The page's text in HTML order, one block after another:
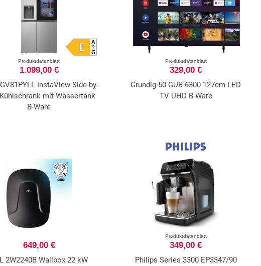
Produktdatenblatt
1.099,00 €
InstaView Side-by-
mit Wassertank
B-Ware
Produktdatenblatt
329,00 €
Grundig 50 GUB 6300 127cm LED
TV UHD B-Ware
649,00 €
2W2240B Wallbox 22 kW
Produktdatenblatt
349,00 €
Philips Series 3300 EP3347/90